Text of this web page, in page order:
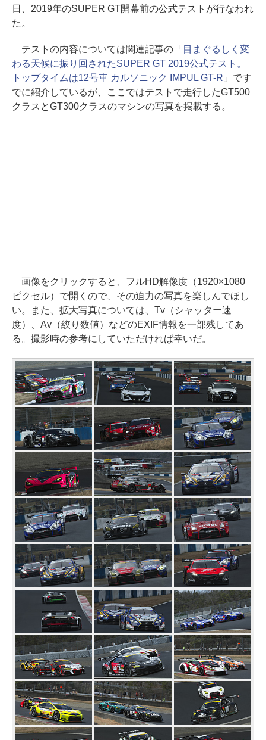
日、2019年のSUPER GT開幕前の公式テストが行なわれ
た。
テストの内容については関連記事の「 目まぐるしく変
わる天候に振り回されたSUPER GT 2019公式テスト。
トップタイムは12号車 カルソニック IMPUL GT-R 」です
でに紹介しているが、ここではテストで走行したGT500
クラスとGT300クラスのマシンの写真を掲載する。
画像をクリックすると、フルHD解像度（1920×1080
ピクセル）で開くので、その迫力の写真を楽しんでほし
い。また、拡大写真については、Tv（シャッター速
度）、Av（絞り数値）などのEXIF情報を一部残してあ
る。撮影時の参考にしていただければ幸いだ。